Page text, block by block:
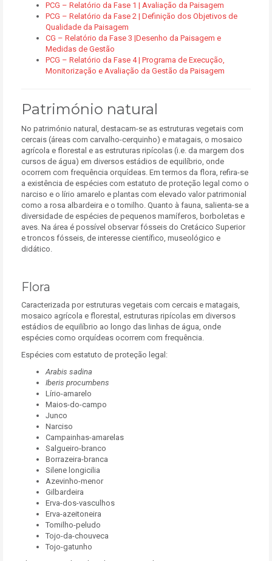
PCG – Relatório da Fase 1 | Avaliação da Paisagem
PCG – Relatório da Fase 2 | Definição dos Objetivos de
Qualidade da Paisagem
CG – Relatório da Fase 3 |Desenho da Paisagem e
Medidas de Gestão
PCG – Relatório da Fase 4 | Programa de Execução,
Monitorização e Avaliação da Gestão da Paisagem
Património natural
No património natural, destacam-se as estruturas vegetais com
cercais (áreas com carvalho-cerquinho) e matagais, o mosaico
agrícola e florestal e as estruturas ripícolas (i.e. da margem dos
cursos de água) em diversos estádios de equilíbrio, onde
ocorrem com frequência orquídeas. Em termos da flora, refira-se
a existência de espécies com estatuto de proteção legal como o
narciso e o lírio amarelo e plantas com elevado valor patrimonial
como a rosa albardeira e o tomilho. Quanto à fauna, salienta-se a
diversidade de espécies de pequenos mamíferos, borboletas e
aves. Na área é possível observar fósseis do Cretácico Superior
e troncos fósseis, de interesse científico, museológico e
didático.
Flora
Caracterizada por estruturas vegetais com cercais e matagais,
mosaico agrícola e florestal, estruturas ripícolas em diversos
estádios de equilíbrio ao longo das linhas de água, onde
espécies como orquídeas ocorrem com frequência.
Espécies com estatuto de proteção legal:
Arabis sadina
Iberis procumbens
Lírio-amarelo
Maios-do-campo
Junco
Narciso
Campainhas-amarelas
Salgueiro-branco
Borrazeira-branca
Silene longicilia
Azevinho-menor
Gilbardeira
Erva-dos-vasculhos
Erva-azeitoneira
Tomilho-peludo
Tojo-da-chouveca
Tojo-gatunho